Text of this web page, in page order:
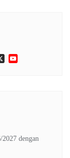
X
dengan